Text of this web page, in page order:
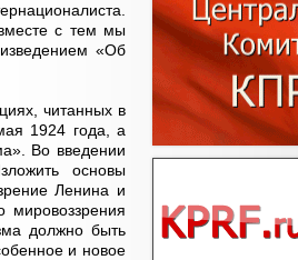
с тем мы
«Об
читанных в
1924 года, а
Во введении
основы
Ленина и
должно быть
и новое